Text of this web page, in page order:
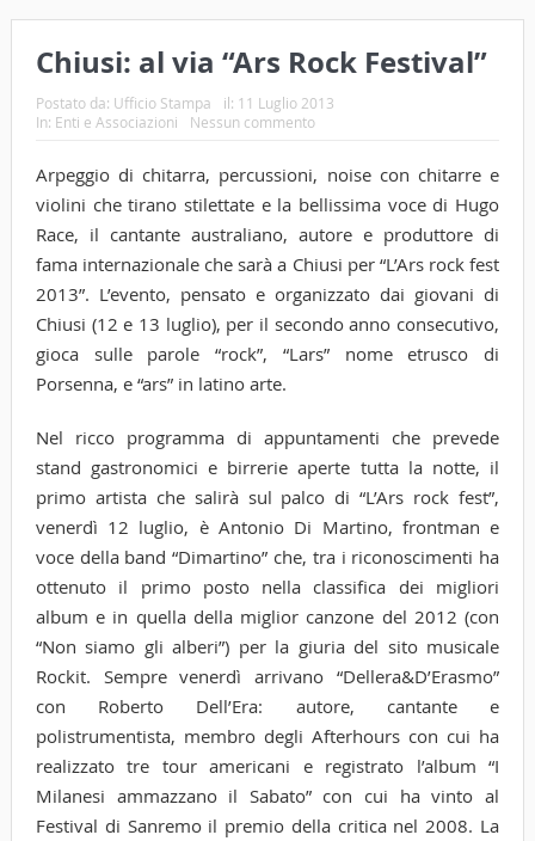
Chiusi: al via “Ars Rock Festival”
Postato da: Ufficio Stampa il: 11 Luglio 2013
In: Enti e Associazioni Nessun commento
Arpeggio di chitarra, percussioni, noise con chitarre e
violini che tirano stilettate e la bellissima voce di Hugo
Race, il cantante australiano, autore e produttore di
fama internazionale che sarà a Chiusi per “L’Ars rock fest
2013”. L’evento, pensato e organizzato dai giovani di
Chiusi (12 e 13 luglio), per il secondo anno consecutivo,
gioca sulle parole “rock”, “Lars” nome etrusco di
Porsenna, e “ars” in latino arte.
Nel ricco programma di appuntamenti che prevede
stand gastronomici e birrerie aperte tutta la notte, il
primo artista che salirà sul palco di “L’Ars rock fest”,
venerdì 12 luglio, è Antonio Di Martino, frontman e
voce della band “Dimartino” che, tra i riconoscimenti ha
ottenuto il primo posto nella classifica dei migliori
album e in quella della miglior canzone del 2012 (con
“Non siamo gli alberi”) per la giuria del sito musicale
Rockit. Sempre venerdì arrivano “Dellera&D’Erasmo”
con Roberto Dell’Era: autore, cantante e
polistrumentista, membro degli Afterhours con cui ha
realizzato tre tour americani e registrato l’album “I
Milanesi ammazzano il Sabato” con cui ha vinto al
Festival di Sanremo il premio della critica nel 2008. La